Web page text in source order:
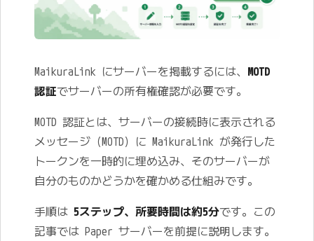
MaikuraLink にサーバーを掲載するには、 MOTD
認証でサーバーの所有権確認が必要です。
MOTD 認証とは、サーバーの接続時に表示される
メッセージ（MOTD）に MaikuraLink が発行した
トークンを一時的に埋め込み、そのサーバーが
自分のものかどうかを確かめる仕組みです。
手順は 5ステップ、所要時間は約5分です。この
記事では Paper サーバーを前提に説明します。